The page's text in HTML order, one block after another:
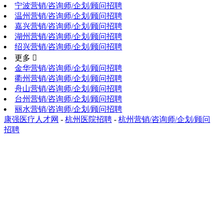
宁波营销/咨询师/企划/顾问招聘
温州营销/咨询师/企划/顾问招聘
嘉兴营销/咨询师/企划/顾问招聘
湖州营销/咨询师/企划/顾问招聘
绍兴营销/咨询师/企划/顾问招聘
更多 
金华营销/咨询师/企划/顾问招聘
衢州营销/咨询师/企划/顾问招聘
舟山营销/咨询师/企划/顾问招聘
台州营销/咨询师/企划/顾问招聘
丽水营销/咨询师/企划/顾问招聘
康强医疗人才网 - 杭州医院招聘 - 杭州营销/咨询师/企划/顾问
招聘